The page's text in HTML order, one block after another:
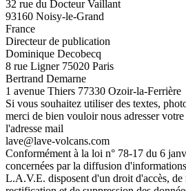
32 rue du Docteur Vaillant
93160 Noisy-le-Grand
France
Directeur de publication
Dominique Decobecq
8 rue Ligner 75020 Paris
Bertrand Demarne
1 avenue Thiers 77330 Ozoir-la-Ferrière
Si vous souhaitez utiliser des textes,
merci de bien vouloir nous adresser
l'adresse mail
lave@lave-volcans.com
Conformément à la loi n° 78-17 du 6
concernées par la diffusion
L.A.V.E. disposent d'un droit d'accès,